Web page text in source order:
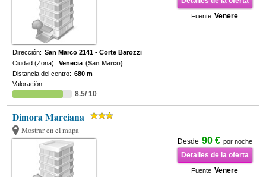
Fuente Venere
Dirección: San Marco 2141 - Corte Barozzi
Ciudad (Zona): Venecia (San Marco)
Distancia del centro: 680 m
Valoración:
8.5/ 10
Dimora Marciana
Mostrar en el mapa
Desde 90 € por noche
Detalles de la oferta
Fuente Venere